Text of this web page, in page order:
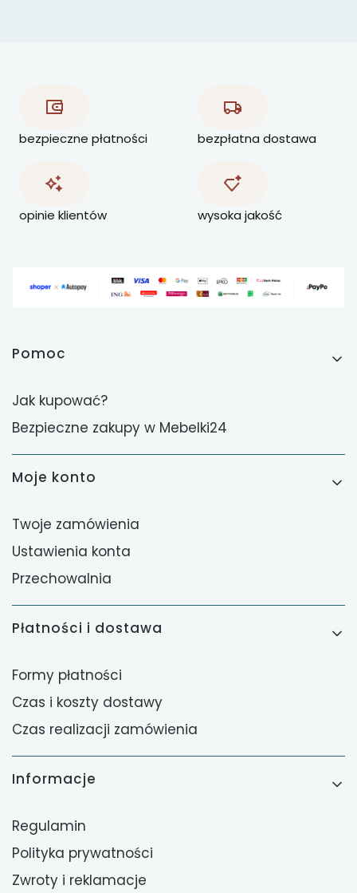
bezpieczne płatności bezpłatna dostawa
opinie klientów wysoka jakość
Linki w stopce
Pomoc
Jak kupować?
Bezpieczne zakupy w Mebelki24
Moje konto
Twoje zamówienia
Ustawienia konta
Przechowalnia
Płatności i dostawa
Formy płatności
Czas i koszty dostawy
Czas realizacji zamówienia
Informacje
Regulamin
Polityka prywatności
Zwroty i reklamacje